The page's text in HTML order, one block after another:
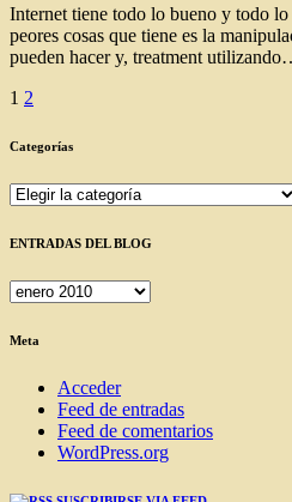
Internet tiene todo lo bueno y todo
peores cosas que tiene es la
pueden hacer y, treatment
Paginación
de
1 2
Categorías
Categorías
ENTRADAS DEL BLOG
ENTRADAS
BLOG
Meta
Acceder
Feed de entradas
Feed de comentarios
WordPress.org